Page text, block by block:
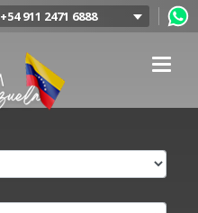
+54 911 2471 6888